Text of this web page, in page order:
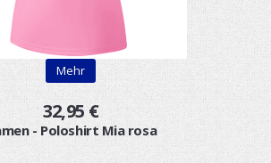
Mehr
32,95 €
- Poloshirt Mia rosa